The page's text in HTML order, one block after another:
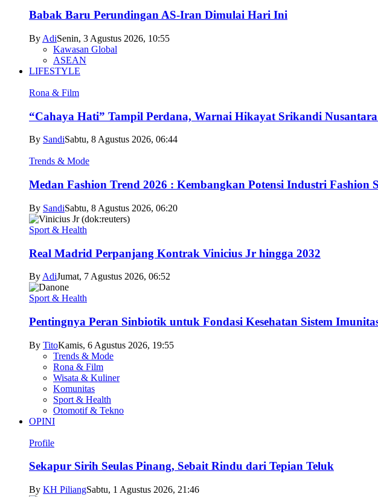
Babak Baru Perundingan AS-Iran Dimulai Hari Ini
By AdiSenin, 3 Agustus 2026, 10:55
Kawasan Global
ASEAN
LIFESTYLE
Rona & Film
“Cahaya Hati” Tampil Perdana, Warnai Hikayat Srikandi
By SandiSabtu, 8 Agustus 2026, 06:44
Trends & Mode
Medan Fashion Trend 2026 : Kembangkan Potensi Industri Fashion
By SandiSabtu, 8 Agustus 2026, 06:20
Sport & Health
Real Madrid Perpanjang Kontrak Vinicius Jr hingga 2032
By AdiJumat, 7 Agustus 2026, 06:52
Sport & Health
Pentingnya Peran Sinbiotik untuk Fondasi Kesehatan Sistem
By TitoKamis, 6 Agustus 2026, 19:55
Trends & Mode
Rona & Film
Wisata & Kuliner
Komunitas
Sport & Health
Otomotif & Tekno
OPINI
Profile
Sekapur Sirih Seulas Pinang, Sebait Rindu dari Tepian Teluk
By KH PiliangSabtu, 1 Agustus 2026, 21:46